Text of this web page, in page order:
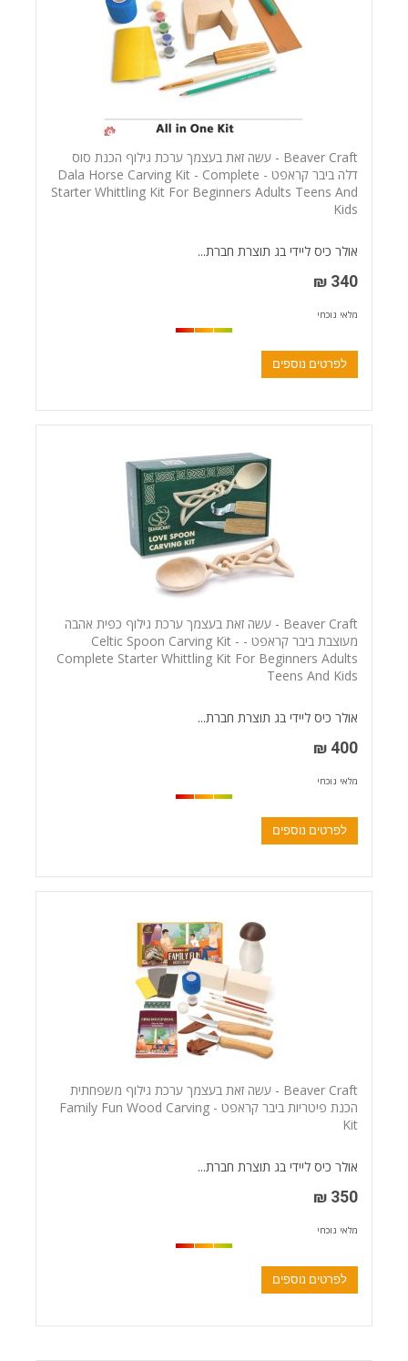
Beaver Craft - עשה זאת בעצמך ערכת גילוף הכנת סוס
דלה ביבר קראפט - Dala Horse Carving Kit - Complete
Starter Whittling Kit For Beginners Adults Teens And
Kids
אולר כיס ליידי בג תוצרת חברת...
340 ₪
מלאי נוכחי
לפרטים נוספים
Beaver Craft - עשה זאת בעצמך ערכת גילוף כפית אהבה
מעוצבת ביבר קראפט - Celtic Spoon Carving Kit -
Complete Starter Whittling Kit For Beginners Adults
Teens And Kids
אולר כיס ליידי בג תוצרת חברת...
400 ₪
מלאי נוכחי
לפרטים נוספים
Beaver Craft - עשה זאת בעצמך ערכת גילוף משפחתית
הכנת פיטריות ביבר קראפט - Family Fun Wood Carving
Kit
אולר כיס ליידי בג תוצרת חברת...
350 ₪
מלאי נוכחי
לפרטים נוספים